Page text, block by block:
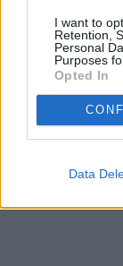
I want to
Retention,
Personal
Purposes
Opted In
Data